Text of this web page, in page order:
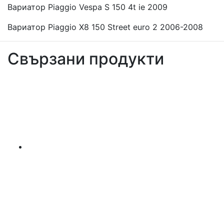
Вариатор Piaggio Vespa S 150 4t ie 2009
Вариатор Piaggio X8 150 Street euro 2 2006-2008
Свързани продукти